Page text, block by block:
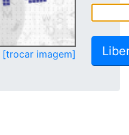
[trocar imagem]